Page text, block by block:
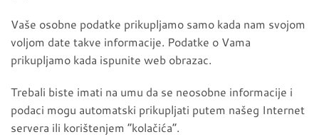
Vaše osobne podatke prikupljamo samo kada nam svojom
voljom date takve informacije. Podatke o Vama
prikupljamo kada ispunite web obrazac.
Trebali biste imati na umu da se neosobne informacije i
podaci mogu automatski prikupljati putem našeg Internet
servera ili korištenjem “kolačića”.